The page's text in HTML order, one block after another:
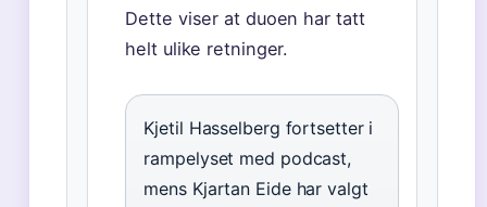
Dette viser at duoen har tatt
helt ulike retninger.
Kjetil Hasselberg fortsetter i
rampelyset med podcast,
mens Kjartan Eide har valgt